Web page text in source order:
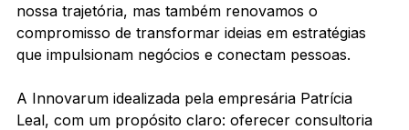
nossa trajetória, mas também renovamos o
compromisso de transformar ideias em estratégias
que impulsionam negócios e conectam pessoas.
A Innovarum idealizada pela empresária Patrícia
Leal, com um propósito claro: oferecer consultoria